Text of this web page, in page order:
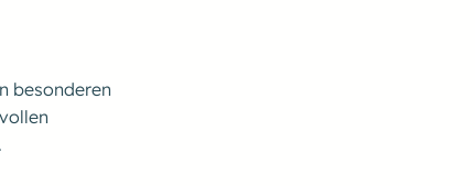
besonderen